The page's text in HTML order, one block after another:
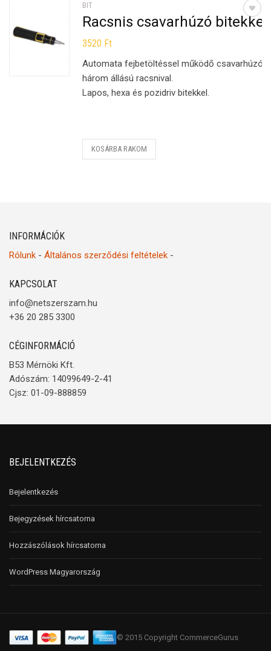
BIT
Racsnis csavarhúzó bitekkel
3520 Ft
Automata fejbetöltéssel működő csavarhúzó
három állású racsnival.
Lapos, hexa és pozidriv bitekkel.
KOSÁRBA RAKOM
INFORMÁCIÓK
Rólunk - Általános szerződési feltételek -
KAPCSOLAT
info@netszerszam.hu
+36 20 285 3300
CÉGINFORMÁCIÓ
B53 Mérnöki Kft.
Adószám: 14099649-2-41
Cjsz: 01-09-888859
BEJELENTKEZÉS
Bejelentkezés
Bejegyzések hírcsatorna
Hozzászólások hírcsatorna
WordPress Magyarország
© 2015 Copyright CommerceGurus